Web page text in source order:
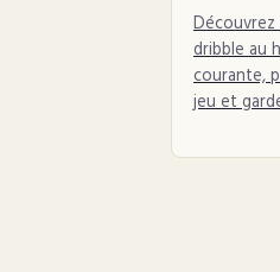
dribble au
courante,
jeu et